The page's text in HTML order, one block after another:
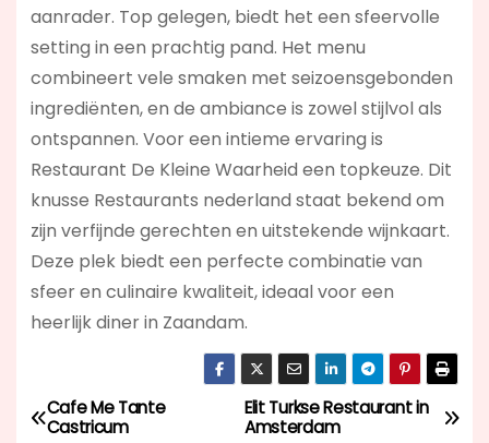
aanrader. Top gelegen, biedt het een sfeervolle
setting in een prachtig pand. Het menu
combineert vele smaken met seizoensgebonden
ingrediënten, en de ambiance is zowel stijlvol als
ontspannen. Voor een intieme ervaring is
Restaurant De Kleine Waarheid een topkeuze. Dit
knusse Restaurants nederland staat bekend om
zijn verfijnde gerechten en uitstekende wijnkaart.
Deze plek biedt een perfecte combinatie van
sfeer en culinaire kwaliteit, ideaal voor een
heerlijk diner in Zaandam.
B
Elit Turkse Restaurant in
Amsterdam
Cafe Me Tante
Castricum